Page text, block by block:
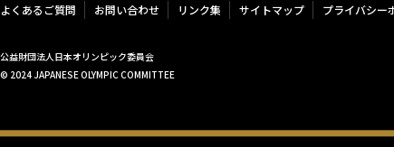
よくあるご質問 お問い合わせ リンク集 サイトマップ プライバシー
公益財団法人日本オリンピック委員会
© 2024 JAPANESE OLYMPIC COMMITTEE